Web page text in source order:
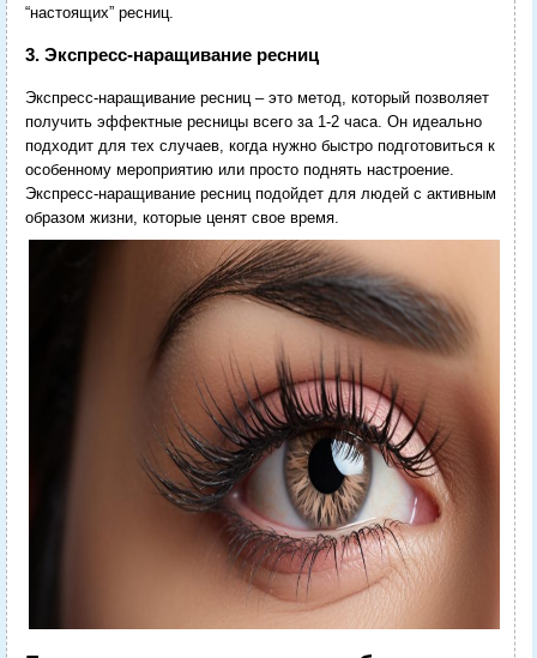
“настоящих” ресниц.
3. Экспресс-наращивание ресниц
Экспресс-наращивание ресниц – это метод, который позволяет
получить эффектные ресницы всего за 1-2 часа. Он идеально
подходит для тех случаев, когда нужно быстро подготовиться к
особенному мероприятию или просто поднять настроение.
Экспресс-наращивание ресниц подойдет для людей с активным
образом жизни, которые ценят свое время.